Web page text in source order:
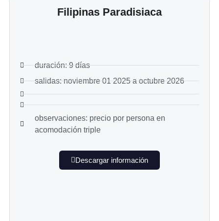
Filipinas Paradisiaca
duración: 9 días
salidas: noviembre 01 2025 a octubre 2026
observaciones: precio por persona en
acomodación triple
Descargar información